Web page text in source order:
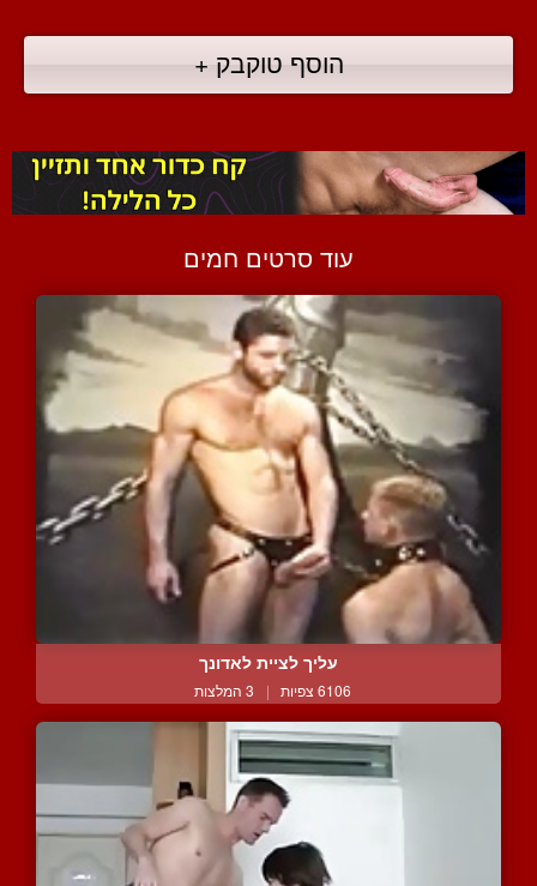
הוסף טוקבק +
עוד סרטים חמים
עליך לציית לאדונך
6106 צפיות | 3 המלצות